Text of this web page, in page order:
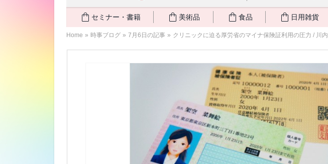
セミナー・書籍 美術品 食品 日用雑貨
Home » 時事ブログ » 7月6日の記事 » クリニックに迫る厚労省のマイナ保険証利用の圧力 / 川